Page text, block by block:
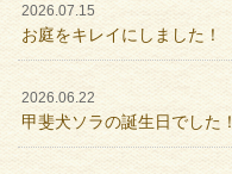
2026.07.15
お庭をキレイにしました！
2026.06.22
甲斐犬ソラの誕生日でした！